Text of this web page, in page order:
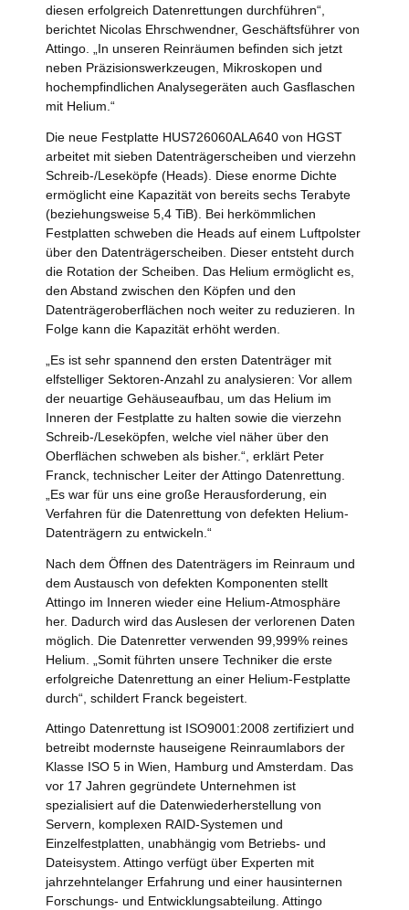
diesen erfolgreich Datenrettungen durchführen“,
berichtet Nicolas Ehrschwendner, Geschäftsführer von
Attingo. „In unseren Reinräumen befinden sich jetzt
neben Präzisionswerkzeugen, Mikroskopen und
hochempfindlichen Analysegeräten auch Gasflaschen
mit Helium.“
Die neue Festplatte HUS726060ALA640 von HGST
arbeitet mit sieben Datenträgerscheiben und vierzehn
Schreib-/Leseköpfe (Heads). Diese enorme Dichte
ermöglicht eine Kapazität von bereits sechs Terabyte
(beziehungsweise 5,4 TiB). Bei herkömmlichen
Festplatten schweben die Heads auf einem Luftpolster
über den Datenträgerscheiben. Dieser entsteht durch
die Rotation der Scheiben. Das Helium ermöglicht es,
den Abstand zwischen den Köpfen und den
Datenträgeroberflächen noch weiter zu reduzieren. In
Folge kann die Kapazität erhöht werden.
„Es ist sehr spannend den ersten Datenträger mit
elfstelliger Sektoren-Anzahl zu analysieren: Vor allem
der neuartige Gehäuseaufbau, um das Helium im
Inneren der Festplatte zu halten sowie die vierzehn
Schreib-/Leseköpfen, welche viel näher über den
Oberflächen schweben als bisher.“, erklärt Peter
Franck, technischer Leiter der Attingo Datenrettung.
„Es war für uns eine große Herausforderung, ein
Verfahren für die Datenrettung von defekten Helium-
Datenträgern zu entwickeln.“
Nach dem Öffnen des Datenträgers im Reinraum und
dem Austausch von defekten Komponenten stellt
Attingo im Inneren wieder eine Helium-Atmosphäre
her. Dadurch wird das Auslesen der verlorenen Daten
möglich. Die Datenretter verwenden 99,999% reines
Helium. „Somit führten unsere Techniker die erste
erfolgreiche Datenrettung an einer Helium-Festplatte
durch“, schildert Franck begeistert.
Attingo Datenrettung ist ISO9001:2008 zertifiziert und
betreibt modernste hauseigene Reinraumlabors der
Klasse ISO 5 in Wien, Hamburg und Amsterdam. Das
vor 17 Jahren gegründete Unternehmen ist
spezialisiert auf die Datenwiederherstellung von
Servern, komplexen RAID-Systemen und
Einzelfestplatten, unabhängig vom Betriebs- und
Dateisystem. Attingo verfügt über Experten mit
jahrzehntelanger Erfahrung und einer hausinternen
Forschungs- und Entwicklungsabteilung. Attingo